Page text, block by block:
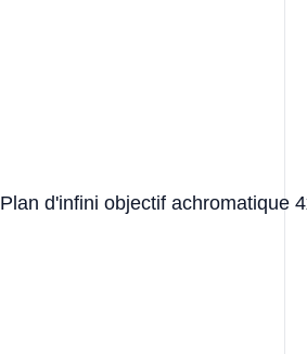
Plan d'infini objectif achromatique